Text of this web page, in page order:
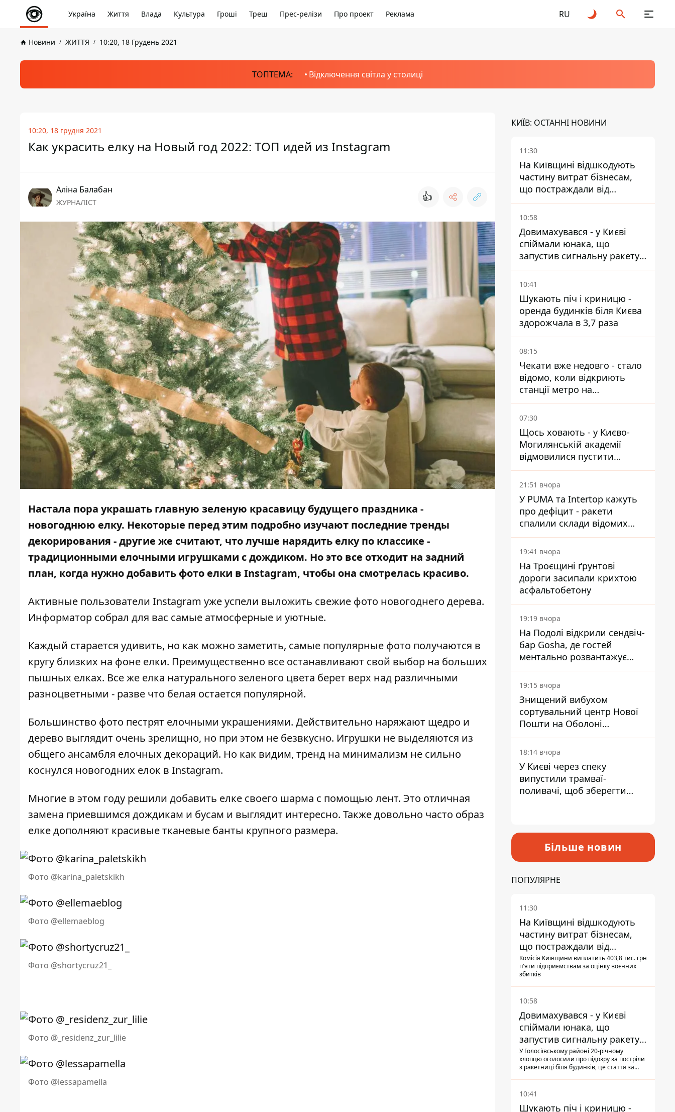
Україна Життя Влада Культура Гроші Треш Прес-релізи Про проект Реклама RU
Новини ЖИТТЯ 10:20, 18 Грудень 2021
ТОПТЕМА: Відключення світла у столиці
10:20, 18 грудня 2021
Как украсить елку на Новый год 2022: ТОП идей из Instagram
Аліна Балабан
ЖУРНАЛІСТ 👍
Настала пора украшать главную зеленую красавицу будущего праздника -
новогоднюю елку. Некоторые перед этим подробно изучают последние тренды
декорирования - другие же считают, что лучше нарядить елку по классике -
традиционными елочными игрушками с дождиком. Но это все отходит на задний
план, когда нужно добавить фото елки в Instagram, чтобы она смотрелась красиво.
Активные пользователи Instagram уже успели выложить свежие фото новогоднего дерева.
Информатор собрал для вас самые атмосферные и уютные.
Каждый старается удивить, но как можно заметить, самые популярные фото получаются в
кругу близких на фоне елки. Преимущественно все останавливают свой выбор на больших
пышных елках. Все же елка натурального зеленого цвета берет верх над различными
разноцветными - разве что белая остается популярной.
Большинство фото пестрят елочными украшениями. Действительно наряжают щедро и
дерево выглядит очень зрелищно, но при этом не безвкусно. Игрушки не выделяются из
общего ансамбля елочных декораций. Но как видим, тренд на минимализм не сильно
коснулся новогодних елок в Instagram.
Многие в этом году решили добавить елке своего шарма с помощью лент. Это отличная
замена приевшимся дождикам и бусам и выглядит интересно. Также довольно часто образ
елке дополняют красивые тканевые банты крупного размера.
Фото @karina_paletskikh
Фото @ellemaeblog
Фото @shortycruz21_
Фото @_residenz_zur_lilie
Фото @lessapamella
КИЇВ: ОСТАННІ НОВИНИ
11:30
На Київщині відшкодують
частину витрат бізнесам,
що постраждали від
прильотів ракет
10:58
Довимахувався - у Києві
спіймали юнака, що
запустив сигнальну ракету,
аби потішити дівчат
10:41
Шукають піч і криницю -
оренда будинків біля Києва
здорожчала в 3,7 раза
08:15
Чекати вже недовго - стало
відомо, коли відкриють
станції метро на
Виноградарі
07:30
Щось ховають - у Києво-
Могилянській академії
відмовилися пустити
комісію з охорони пам'яток
на територію
21:51 вчора
У PUMA та Intertop кажуть
про дефіцит - ракети
спалили склади відомих
брендів
19:41 вчора
На Троєщині ґрунтові
дороги засипали крихтою
асфальтобетону
19:19 вчора
На Подолі відкрили сендвіч-
бар Gosha, де гостей
ментально розвантажує
акула
19:15 вчора
Знищений вибухом
сортувальний центр Нової
Пошти на Оболоні
запрацював - видають
посилки
18:14 вчора
У Києві через спеку
випустили трамваї-
поливачі, щоб зберегти
Більше новин
ПОПУЛЯРНЕ
11:30
На Київщині відшкодують
частину витрат бізнесам,
що постраждали від
прильотів ракет
Комісія Київщини виплатить 403,8 тис. грн
п'яти підприємствам за оцінку воєнних
збитків
10:58
Довимахувався - у Києві
спіймали юнака, що
запустив сигнальну ракету,
аби потішити дівчат
У Голосіївському районі 20-річному
хлопцю оголосили про підозру за постріли
з ракетниці біля будинків, це стаття за
10:41
Шукають піч і криницю -